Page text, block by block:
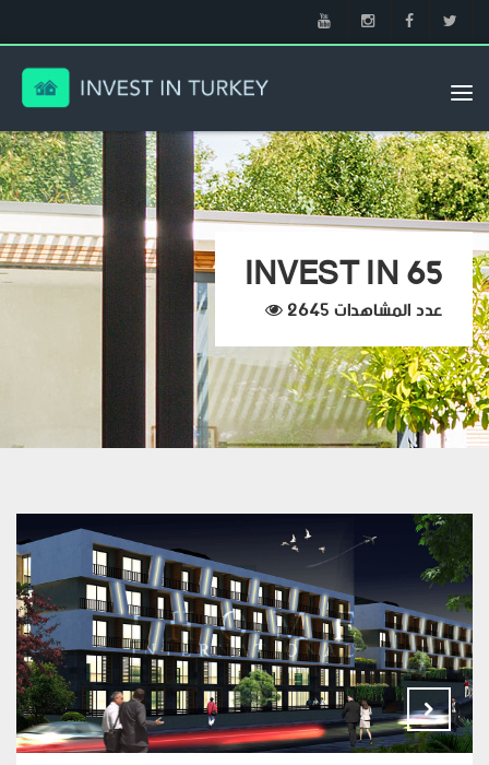
INVEST IN 65
عدد المشاهدات 2645